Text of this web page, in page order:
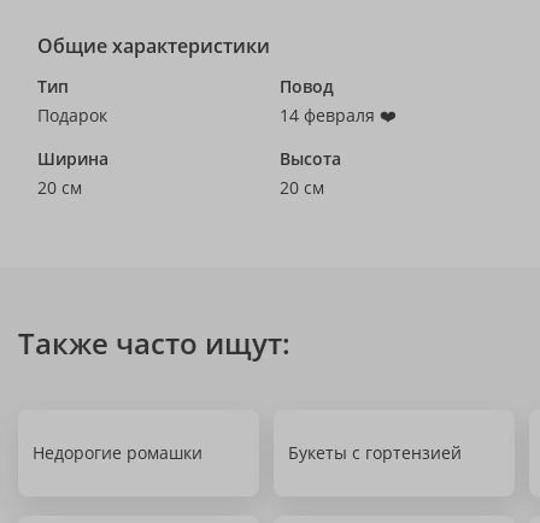
Общие характеристики
Тип
Подарок
Повод
14 февраля ❤️
Ширина
20 см
Высота
20 см
Также часто ищут:
Недорогие ромашки Букеты с гортензией